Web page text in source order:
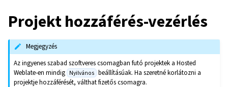
Projekt hozzáférés-vezérlés
Megjegyzés
Az ingyenes szabad szoftveres csomagban futó projektek a Hosted
Weblate-en mindig Nyilvános beállításúak. Ha szeretné korlátozni a
projektje hozzáférését, válthat fizetős csomagra.